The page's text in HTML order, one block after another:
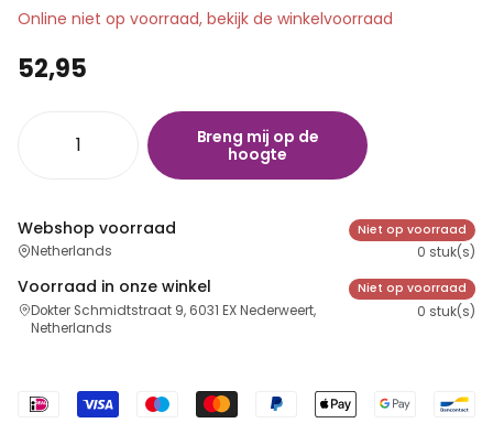
Online niet op voorraad, bekijk de winkelvoorraad
52,95
Breng mij op de
hoogte
Webshop voorraad
Netherlands
Niet op voorraad
0 stuk(s)
Voorraad in onze winkel
Dokter Schmidtstraat 9, 6031 EX Nederweert,
Netherlands
Niet op voorraad
0 stuk(s)